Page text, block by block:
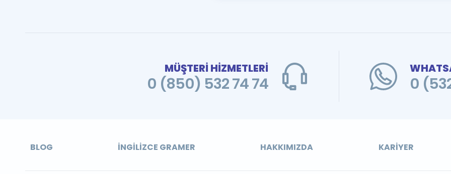
MÜŞTERİ HİZMETLERİ
0 (850) 532 74 74 0
BLOG İNGILIZCE GRAMER HAKKIMIZDA KARIYER